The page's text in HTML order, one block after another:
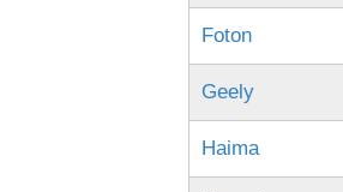
Foton
Geely
Haima